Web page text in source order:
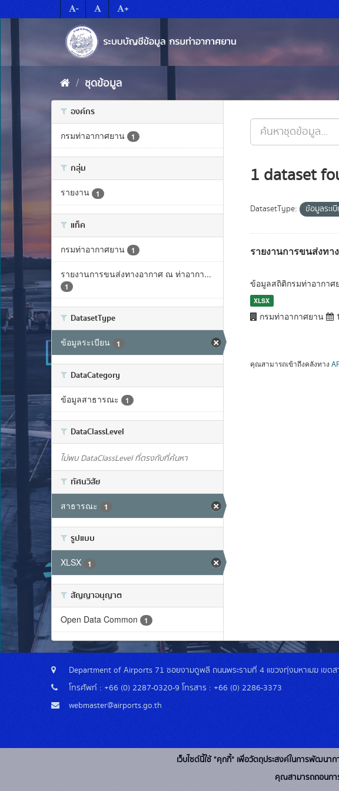
to
- +
ชุดข้อมูล
องค์กร
กรมท่าอากาศยาน 1
กลุ่ม
รายงาน 1
แท็ค
กรมท่าอากาศยาน 1
รายงานการขนส่งทางอากาศ ณ ท่าอากา...
1
DatasetType
ข้อมูลระเบียน 1
DataCategory
ข้อมูลสาธารณะ 1
DataClassLevel
ไม่พบ DataClassLevel ที่ตรงกับที่ค้นหา
ทัศนวิสัย
สาธารณะ 1
รูปแบบ
XLSX 1
สัญญาอนุญาต
Open Data Common 1
1 dataset
DatasetType: ข้อมูลระเ
รายงานการขนส่งท
ข้อมูลสถิติกรมท่าอากาศ
XLSX
กรมท่าอากาศยาน
คุณสามารถเข้าถึงคลังทาง
Department of Airports 71 ซอยงามดูพลี ถนนพระรามที่ 4 แขวงทุ่งมหาเมฆ เขต
โทรศัพท์ : +66 (0) 2287-0320-9 โทรสาร : +66 (0) 2286-3373
webmaster@airports.go.th
เว็บไซต์นี้ใช้ "คุกกี้" เพื่อวัตถุประสงค์ในการพัฒนา
คุณสามารถถอนกา